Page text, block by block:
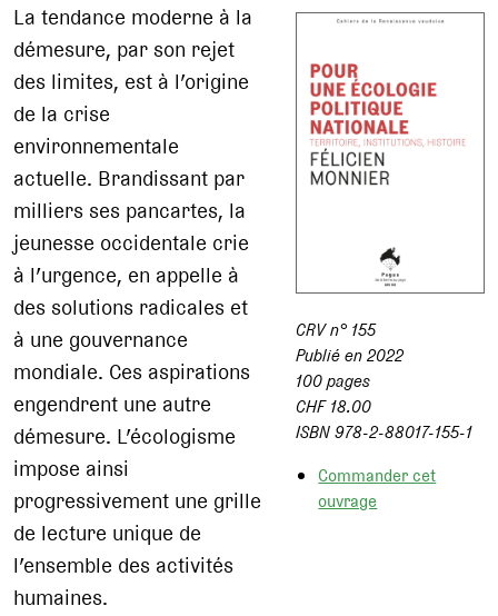
CRV n° 155
Publié en 2022
100 pages
CHF 18.00
ISBN 978-2-88017-155-1
Commander cet
ouvrage
La tendance moderne à la
démesure, par son rejet
des limites, est à l’origine
de la crise
environnementale
actuelle. Brandissant par
milliers ses pancartes, la
jeunesse occidentale crie
à l’urgence, en appelle à
des solutions radicales et
à une gouvernance
mondiale. Ces aspirations
engendrent une autre
démesure. L’écologisme
impose ainsi
progressivement une grille
de lecture unique de
l’ensemble des activités
humaines.